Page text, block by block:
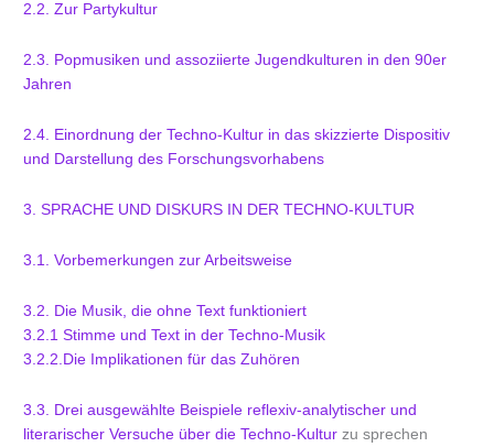
2.2. Zur Partykultur
2.3. Popmusiken und assoziierte Jugendkulturen in den 90er
Jahren
2.4. Einordnung der Techno-Kultur in das skizzierte Dispositiv
und Darstellung des Forschungsvorhabens
3. SPRACHE UND DISKURS IN DER TECHNO-KULTUR
3.1. Vorbemerkungen zur Arbeitsweise
3.2. Die Musik, die ohne Text funktioniert
3.2.1 Stimme und Text in der Techno-Musik
3.2.2.Die Implikationen für das Zuhören
3.3. Drei ausgewählte Beispiele reflexiv-analytischer und
literarischer Versuche über die Techno-Kulturzu sprechen